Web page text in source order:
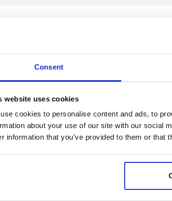
Consent
website uses cookies
cookies to personalise content and ads, to
about your use of our site with our social
information that you’ve provided to them or
i Ålbæk
2 hundeskove som matcher.
Adresse: Tranevej
Adresse: Gårdbovej 61
gratis oversigt over alle hundeskove i hele
og se billeder fra besøgende, har du selv været i
guide, derfor er det vigtigt at besøgende deler
– Find hundeskov